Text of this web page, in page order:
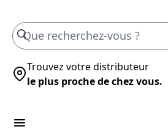
Trouvez votre distributeur
le plus proche de chez vous.